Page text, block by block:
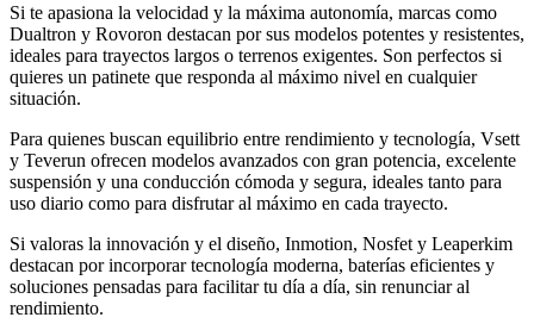
Si te apasiona la velocidad y la máxima autonomía, marcas como
Dualtron y Rovoron destacan por sus modelos potentes y resistentes,
ideales para trayectos largos o terrenos exigentes. Son perfectos si
quieres un patinete que responda al máximo nivel en cualquier
situación.
Para quienes buscan equilibrio entre rendimiento y tecnología, Vsett
y Teverun ofrecen modelos avanzados con gran potencia, excelente
suspensión y una conducción cómoda y segura, ideales tanto para
uso diario como para disfrutar al máximo en cada trayecto.
Si valoras la innovación y el diseño, Inmotion, Nosfet y Leaperkim
destacan por incorporar tecnología moderna, baterías eficientes y
soluciones pensadas para facilitar tu día a día, sin renunciar al
rendimiento.